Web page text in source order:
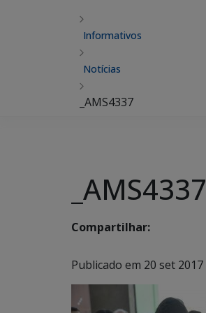
Informativos
Notícias
_AMS4337
_AMS4337
Compartilhar:
Publicado em 20 set 2017